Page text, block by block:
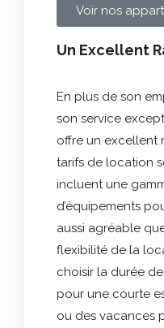
Voir nos
Un Excellent
En plus de son
son service
offre un excellent
tarifs de location
incluent une
d’équipements
aussi agréable
flexibilité de la
choisir la durée
pour une courte
ou des vacances